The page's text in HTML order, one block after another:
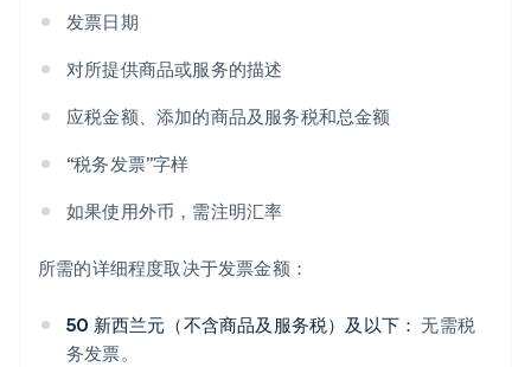
发票日期
对所提供商品或服务的描述
应税金额、添加的商品及服务税和总金额
“税务发票”字样
如果使用外币，需注明汇率
所需的详细程度取决于发票金额：
50 新西兰元（不含商品及服务税）及以下： 无需税
务发票。